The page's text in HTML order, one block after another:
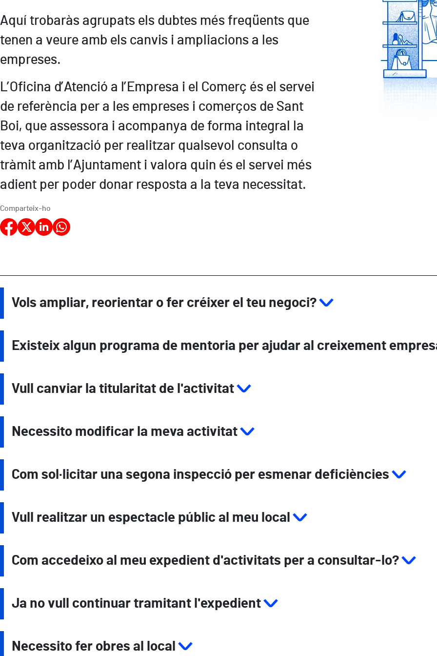
Aquí trobaràs agrupats els dubtes més freqüents que
tenen a veure amb els canvis i ampliacions a les
empreses.
L’Oficina d’Atenció a l’Empresa i el Comerç és el servei
de referència per a les empreses i comerços de Sant
Boi, que assessora i acompanya de forma integral la
teva organització per realitzar qualsevol consulta o
tràmit amb l’Ajuntament i valora quin és el servei més
adient per poder donar resposta a la teva necessitat.
Comparteix-ho
Vols ampliar, reorientar o fer créixer el teu negoci?
Existeix algun programa de mentoria per ajudar al creixement
Vull canviar la titularitat de l'activitat
Necessito modificar la meva activitat
Com sol·licitar una segona inspecció per esmenar deficiències
Vull realitzar un espectacle públic al meu local
Com accedeixo al meu expedient d'activitats per a consultar-lo?
Ja no vull continuar tramitant l'expedient
Necessito fer obres al local